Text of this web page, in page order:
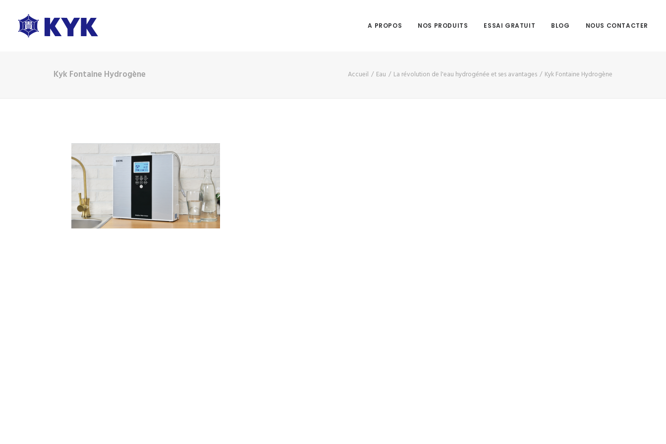
A PROPOS NOS PRODUITS ESSAI GRATUIT BLOG NOUS CONTACTER
Kyk Fontaine Hydrogène Accueil Eau La révolution de l'eau hydrogénée et ses avantages Kyk Fontaine Hydrogène